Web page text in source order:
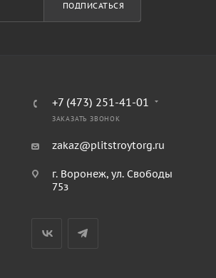
ПОДПИСАТЬСЯ
+7 (473) 251-41-01
ЗАКАЗАТЬ ЗВОНОК
zakaz@plitstroytorg.ru
г. Воронеж, ул. Свободы
75з